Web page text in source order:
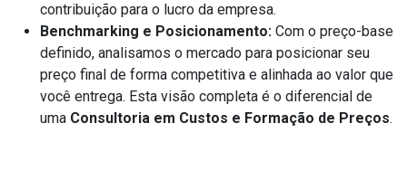
contribuição para o lucro da empresa.
Benchmarking e Posicionamento: Com o preço-base
definido, analisamos o mercado para posicionar seu
preço final de forma competitiva e alinhada ao valor que
você entrega. Esta visão completa é o diferencial de
uma Consultoria em Custos e Formação de Preços.